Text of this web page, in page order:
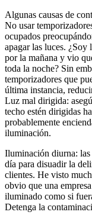
Algunas causas de
No usar
ocupados
apagar las luces. ¿Soy
por la mañana y vio
toda la noche? Sin
temporizadores que
última instancia,
Luz mal dirigida:
techo estén dirigidas
probablemente
iluminación.
Iluminación diurna: las
día para disuadir la
clientes. He visto
obvio que una
iluminado como si
Detenga la